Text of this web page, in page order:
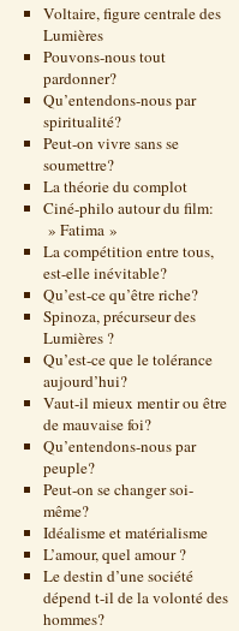
Voltaire, figure centrale des
Lumières
Pouvons-nous tout
pardonner?
Qu’entendons-nous par
spiritualité?
Peut-on vivre sans se
soumettre?
La théorie du complot
Ciné-philo autour du film:
» Fatima »
La compétition entre tous,
est-elle inévitable?
Qu’est-ce qu’être riche?
Spinoza, précurseur des
Lumières ?
Qu’est-ce que le tolérance
aujourd’hui?
Vaut-il mieux mentir ou être
de mauvaise foi?
Qu’entendons-nous par
peuple?
Peut-on se changer soi-
même?
Idéalisme et matérialisme
L’amour, quel amour ?
Le destin d’une société
dépend t-il de la volonté des
hommes?